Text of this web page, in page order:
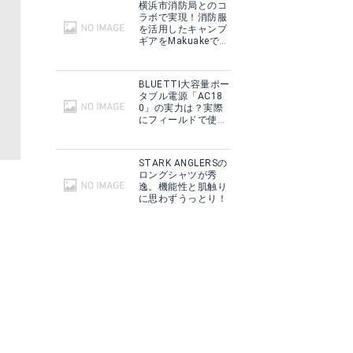
横浜市消防局とのコ
ラボで実現！消防服
を活用したキャンプ
ギアをMakuakeで予
BLUETTI大容量ポー
タブル電源「AC18
0」の実力は？実際
にフィールドで使用
STARK ANGLERSの
ロングシャツが秀
逸。機能性と肌触り
に思わずうっとり！